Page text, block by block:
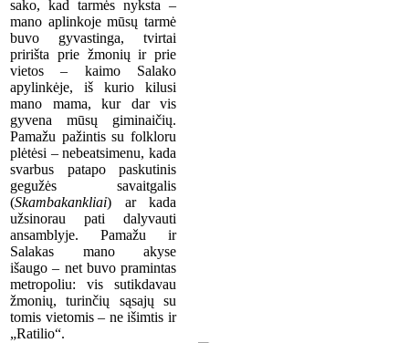
sako, kad tarmės nyksta –
mano aplinkoje mūsų tarmė
buvo gyvastinga, tvirtai
pririšta prie žmonių ir prie
vietos – kaimo Salako
apylinkėje, iš kurio kilusi
mano mama, kur dar vis
gyvena mūsų giminaičių.
Pamažu pažintis su folkloru
plėtėsi – nebeatsimenu, kada
svarbus patapo paskutinis
gegužės savaitgalis
(Skambakankliai) ar kada
užsinorau pati dalyvauti
ansamblyje. Pamažu ir
Salakas mano akyse
išaugo – net buvo pramintas
metropoliu: vis sutikdavau
žmonių, turinčių sąsajų su
tomis vietomis – ne išimtis ir
„Ratilio“.